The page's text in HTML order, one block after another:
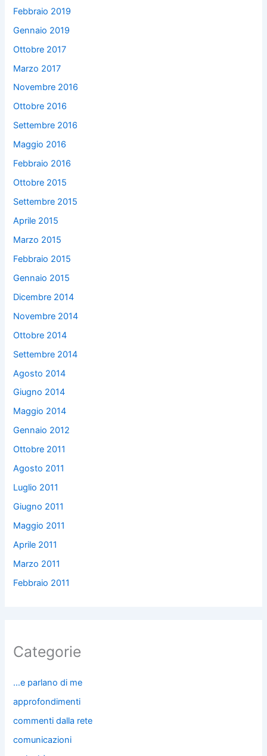
Febbraio 2019
Gennaio 2019
Ottobre 2017
Marzo 2017
Novembre 2016
Ottobre 2016
Settembre 2016
Maggio 2016
Febbraio 2016
Ottobre 2015
Settembre 2015
Aprile 2015
Marzo 2015
Febbraio 2015
Gennaio 2015
Dicembre 2014
Novembre 2014
Ottobre 2014
Settembre 2014
Agosto 2014
Giugno 2014
Maggio 2014
Gennaio 2012
Ottobre 2011
Agosto 2011
Luglio 2011
Giugno 2011
Maggio 2011
Aprile 2011
Marzo 2011
Febbraio 2011
Categorie
…e parlano di me
approfondimenti
commenti dalla rete
comunicazioni